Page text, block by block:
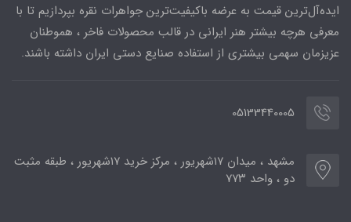
ایده‌آل‌ترین قیمت به عرضه باکیفیت‌ترین جواهرات نقره بپردازیم تا با
معرفی هرچه بیشتر هنر ایرانی در قالب محصولات فاخر ، هموطنان
عزیزمان سهمی بیشتری از استفاده صنایع دستی ایران داشته باشند.
05133440005
مشهد ، میدان ۱۷شهریور ، مرکز خرید ۱۷شهریور ، طبقه مثبت
دو ، واحد ۷۷۳